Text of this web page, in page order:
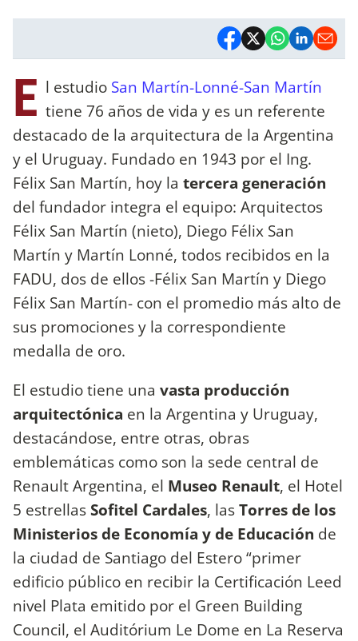
E l estudio San Martín-Lonné-San Martín
tiene 76 años de vida y es un referente
destacado de la arquitectura de la Argentina
y el Uruguay. Fundado en 1943 por el Ing.
Félix San Martín, hoy la tercera generación
del fundador integra el equipo: Arquitectos
Félix San Martín (nieto), Diego Félix San
Martín y Martín Lonné, todos recibidos en la
FADU, dos de ellos -Félix San Martín y Diego
Félix San Martín- con el promedio más alto de
sus promociones y la correspondiente
medalla de oro.
El estudio tiene una vasta producción
arquitectónica en la Argentina y Uruguay,
destacándose, entre otras, obras
emblemáticas como son la sede central de
Renault Argentina, el Museo Renault, el Hotel
5 estrellasSofitel Cardales, lasTorres de los
Ministerios de Economía y de Educación de
la ciudad de Santiago del Estero “primer
edificio público en recibir la Certificación Leed
nivel Plata emitido por el Green Building
Council, el Auditórium Le Dome en La Reserva